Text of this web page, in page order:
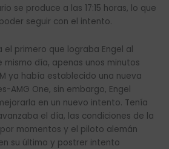
se produce a las 17:15 horas, lo que
seguir con el intento.
el primero que lograba Engel al
mismo día, apenas unos minutos
ya había establecido una nueva
AMG One, sin embargo, Engel
en un nuevo intento. Tenía
el día, las condiciones de la
momentos y el piloto alemán
su último y postrer intento